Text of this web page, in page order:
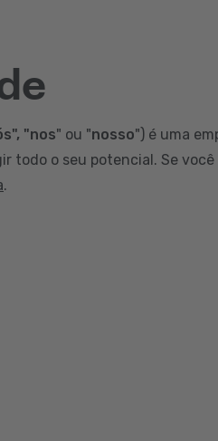
"nos" ou "nosso") é uma
todo o seu potencial. Se
.